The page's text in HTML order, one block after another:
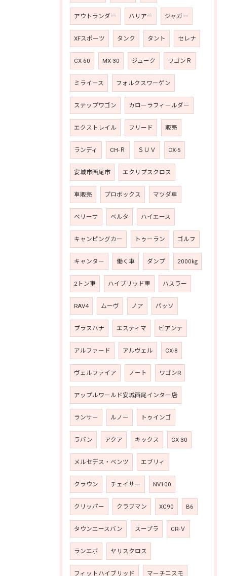
アウトランダー ハリアー ジャガー
XFスポーツ タンク タント セレナ
CX-60 MX-30 ジューク ワゴンＲ
ミライース フォルクスワーゲン
ステップワゴン カローラフィールダー
エクストレイル フリード 販売
ランディ CH-Ｒ ＳＵＶ CX-5
安城市西尾市 エクリプスクロス
車販売 プロボックス マツダ車
ベリーサ ベルタ ハイエース
キャンピングカー トゥーラン ゴルフ
キャンター 働く車 ダンプ 2000㎏
2トン車 ハイブリッド車 ハスラー
RAV4 ムーヴ ノア パッソ
プラスハナ エスティマ ビアンテ
アルファード アルヴェル CX-8
ヴェルファイア ノート ワゴンR
アップルワールド安城西尾インター店
ランサー ルノー トゥインゴ
ラパン アクア キックス CX-30
メルセデス・ベンツ エブリィ
クラウン チェイサー NV100
クリッパー クラブマン XC90 B6
タウンエースバン スープラ CR-Ｖ
ランエボ ヤリスクロス
フィットハイブリッド マーチニスモ